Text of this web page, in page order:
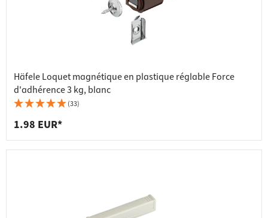
Häfele Loquet magnétique en plastique réglable Force
d'adhérence 3 kg, blanc
(33)
1.98 EUR*